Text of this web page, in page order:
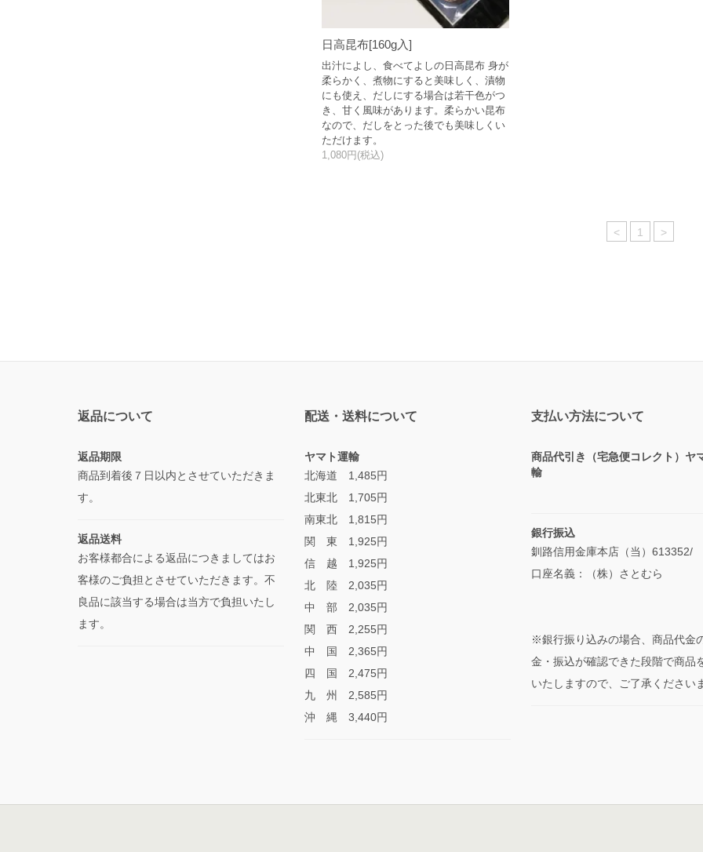
日高昆布[160g入]
出汁によし、食べてよしの日高昆布 身が
柔らかく、煮物にすると美味しく、漬物
にも使え、だしにする場合は若干色がつ
き、甘く風味があります。柔らかい昆布
なので、だしをとった後でも美味しくい
ただけます。
1,080円(税込)
< 1 >
返品について
返品期限
商品到着後７日以内とさせていただきま
す。
返品送料
お客様都合による返品につきましてはお
客様のご負担とさせていただきます。不
良品に該当する場合は当方で負担いたし
ます。
配送・送料について
ヤマト運輸
北海道 1,485円
北東北 1,705円
南東北 1,815円
関 東 1,925円
信 越 1,925円
北 陸 2,035円
中 部 2,035円
関 西 2,255円
中 国 2,365円
四 国 2,475円
九 州 2,585円
沖 縄 3,440円
支払い方法について
商品代引き（宅急便コレクト）ヤ
輸
銀行振込
釧路信用金庫本店（当）613352/
口座名義：（株）さとむら
※銀行振り込みの場合、商品代金
金・振込が確認できた段階で商品
いたしますので、ご了承ください